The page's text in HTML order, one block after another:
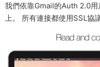
我們依靠Gmail的Auth 2.0
上。 所有連接都使用SSL協